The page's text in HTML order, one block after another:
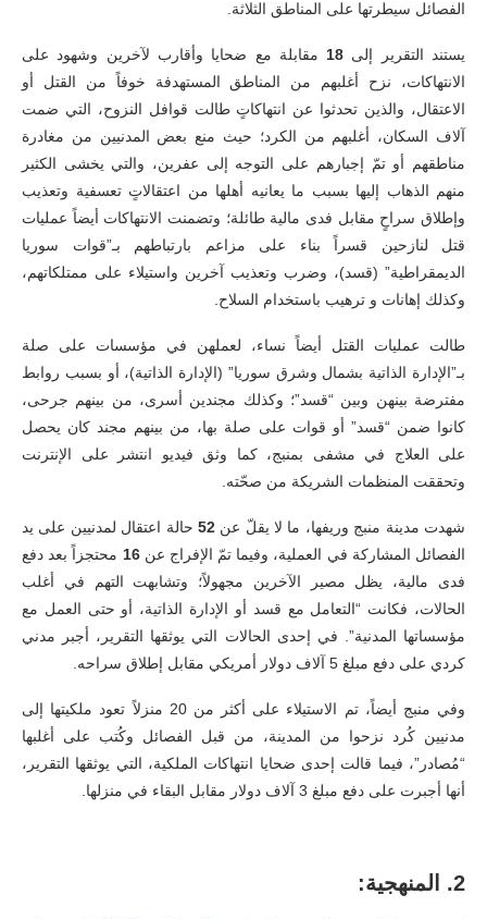
الفصائل سيطرتها على المناطق الثلاثة.
يستند التقرير إلى 18مقابلة مع ضحايا وأقارب لآخرين وشهود على
الانتهاكات، نزح أغلبهم من المناطق المستهدفة خوفاً من القتل أو
الاعتقال، والذين تحدثوا عن انتهاكاتٍ طالت قوافل النزوح، التي ضمت
آلاف السكان، أغلبهم من الكرد؛ حيث منع بعض المدنيين من مغادرة
مناطقهم أو تمّ إجبارهم على التوجه إلى عفرين، والتي يخشى الكثير
منهم الذهاب إليها بسبب ما يعانيه أهلها من اعتقالاتٍ تعسفية وتعذيب
وإطلاق سراحٍ مقابل فدى مالية طائلة؛ وتضمنت الانتهاكات أيضاً عمليات
قتل لنازحين قسراً بناء على مزاعم بارتباطهم بـ”قوات سوريا
الديمقراطية” (قسد)، وضرب وتعذيب آخرين واستيلاء على ممتلكاتهم،
وكذلك إهانات و ترهيب باستخدام السلاح.
طالت عمليات القتل أيضاً نساء، لعملهن في مؤسسات على صلة
بـ”الإدارة الذاتية بشمال وشرق سوريا” (الإدارة الذاتية)، أو بسبب روابط
مفترضة بينهن وبين “قسد”؛ وكذلك مجندين أسرى، من بينهم جرحى،
كانوا ضمن “قسد” أو قوات على صلة بها، من بينهم مجند كان يحصل
على العلاج في مشفى بمنبج، كما وثق فيديو انتشر على الإنترنت
وتحققت المنظمات الشريكة من صحّته.
شهدت مدينة منبج وريفها، ما لا يقلّ عن52 حالة اعتقال لمدنيين على يد
الفصائل المشاركة في العملية، وفيما تمّ الإفراج عن16 محتجزاً بعد دفع
فدى مالية، يظل مصير الآخرين مجهولاً؛ وتشابهت التهم في أغلب
الحالات، فكانت “التعامل مع قسد أو الإدارة الذاتية، أو حتى العمل مع
مؤسساتها المدنية”. في إحدى الحالات التي يوثقها التقرير، أجبر مدني
كردي على دفع مبلغ 5 آلاف دولار أمريكي مقابل إطلاق سراحه.
وفي منبج أيضاً، تم الاستيلاء على أكثر من 20 منزلاً تعود ملكيتها إلى
مدنيين كُرد نزحوا من المدينة، من قبل الفصائل وكُتب على أغلبها
“مُصادر”، فيما قالت إحدى ضحايا انتهاكات الملكية، التي يوثقها التقرير،
أنها أجبرت على دفع مبلغ 3 آلاف دولار مقابل البقاء في منزلها.
2. المنهجية: